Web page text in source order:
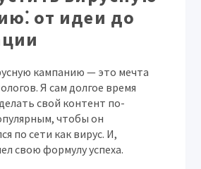
от идеи до
кампанию — это мечта
Я сам долгое время
свой контент по-
чтобы он
по сети как вирус. И,
свою формулу успеха.